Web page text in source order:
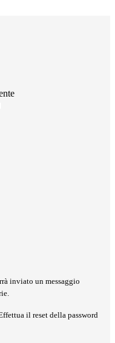
inviato un messaggio
il reset della password